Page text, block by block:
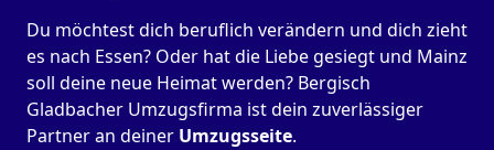
Du möchtest dich beruflich verändern und dich zieht
es nach Essen? Oder hat die Liebe gesiegt und Mainz
soll deine neue Heimat werden? Bergisch
Gladbacher Umzugsfirma ist dein zuverlässiger
Partner an deiner Umzugsseite.